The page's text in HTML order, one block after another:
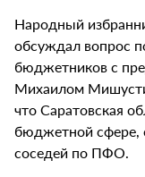
Народный
обсуждал вопрос
бюджетников с
Михаилом
что Саратовская
бюджетной сфере,
соседей по ПФО.